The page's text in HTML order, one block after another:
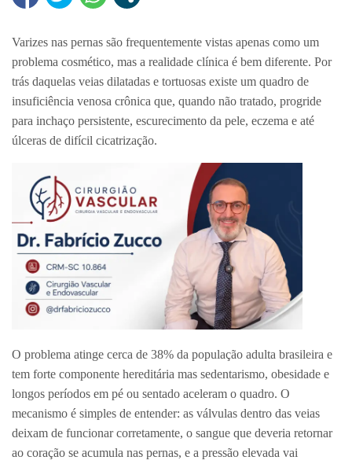
Varizes nas pernas são frequentemente vistas apenas como um
problema cosmético, mas a realidade clínica é bem diferente. Por
trás daquelas veias dilatadas e tortuosas existe um quadro de
insuficiência venosa crônica que, quando não tratado, progride
para inchaço persistente, escurecimento da pele, eczema e até
úlceras de difícil cicatrização.
O problema atinge cerca de 38% da população adulta brasileira e
tem forte componente hereditária mas sedentarismo, obesidade e
longos períodos em pé ou sentado aceleram o quadro. O
mecanismo é simples de entender: as válvulas dentro das veias
deixam de funcionar corretamente, o sangue que deveria retornar
ao coração se acumula nas pernas, e a pressão elevada vai